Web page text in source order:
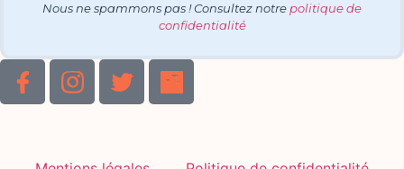
Nous ne spammons pas ! Consultez notre politique de
confidentialité